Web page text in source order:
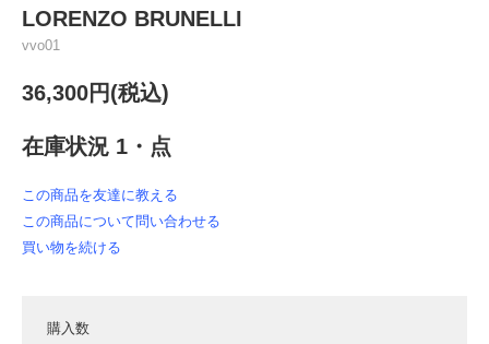
LORENZO BRUNELLI
vvo01
36,300円(税込)
在庫状況 1・点
この商品を友達に教える
この商品について問い合わせる
買い物を続ける
購入数